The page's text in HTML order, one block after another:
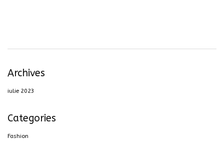
Archives
iulie 2023
Categories
Fashion